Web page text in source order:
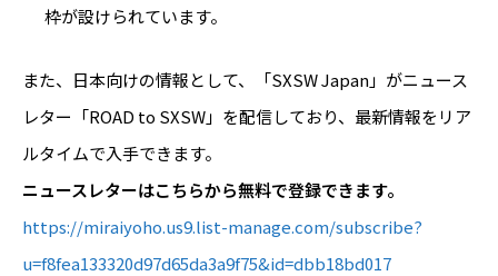
枠が設けられています。
また、日本向けの情報として、「SXSW Japan」がニュース
レター「ROAD to SXSW」を配信しており、最新情報をリア
ルタイムで入手できます。
ニュースレターはこちらから無料で登録できます。
https://miraiyoho.us9.list-manage.com/subscribe?
u=f8fea133320d97d65da3a9f75&id=dbb18bd017